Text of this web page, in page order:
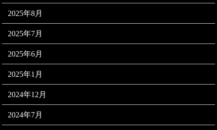
2025年8月
2025年7月
2025年6月
2025年1月
2024年12月
2024年7月